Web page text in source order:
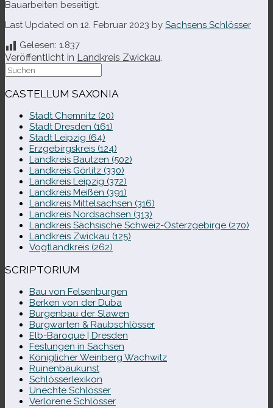
Bauarbeiten beseitigt.
Last Updated on 12. Februar 2023 by Sachsens Schlösser
Gelesen: 1.837
Veröffentlicht in Landkreis Zwickau.
Suche
nach:
CASTELLUM SAXONIA
Stadt Chemnitz (20)
Stadt Dresden (161)
Stadt Leipzig (64)
Erzgebirgskreis (124)
Landkreis Bautzen (502)
Landkreis Görlitz (330)
Landkreis Leipzig (372)
Landkreis Meißen (391)
Landkreis Mittelsachsen (316)
Landkreis Nordsachsen (313)
Landkreis Sächsische Schweiz-​Osterzgebirge (270)
Landkreis Zwickau (125)
Vogtlandkreis (262)
SCRIPTORIUM
Bau von Felsenburgen
Berken von der Duba
Burgenbau der Slawen
Burgwarten & Raubschlösser
Elb-​Baroque | Dresden
Festungen in Sachsen
Königlicher Weinberg Wachwitz
Ruinenbaukunst
Schlösserlexikon
Unechte Schlösser
Verlorene Schlösser